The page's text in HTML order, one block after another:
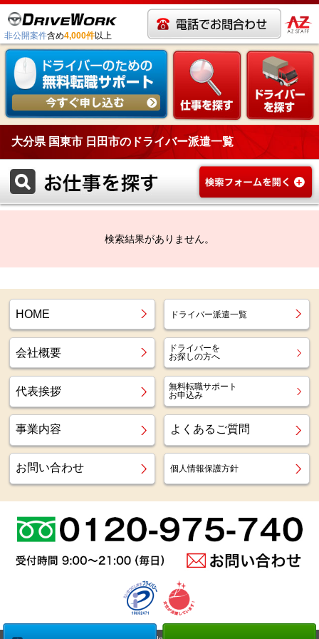
非公開案件含め4,000件以上
大分県 国東市 日田市のドライバー派遣一覧
検索結果がありません。
HOME ドライバー派遣一覧
会社概要
ドライバーを
お探しの方へ
代表挨拶
無料転職サポート
お申込み
事業内容 よくあるご質問
お問い合わせ 個人情報保護方針